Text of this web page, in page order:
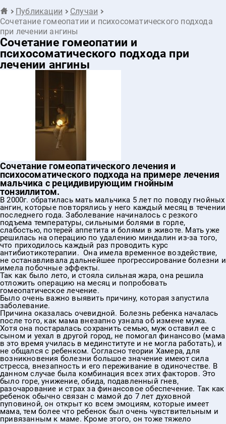
Публикации
Случаи
Сочетание гомеопатии и психосоматического подхода
при лечении ангины
Сочетание гомеопатии и
психосоматического подхода при
лечении ангины
Сочетание гомеопатического лечения и
психосоматического подхода на примере лечения
мальчика с рецидивирующим гнойным
тонзиллитом.
В 2000г. обратилась мать мальчика 5 лет по поводу гнойных
ангин, которые повторялись у него каждый месяц в течении
последнего года. Заболевание начиналось с резкого
подъема температуры, сильными болями в горле,
слабостью, потерей аппетита и болями в животе. Мать уже
решилась на операцию по удалению миндалин из-за того,
что приходилось каждый раз проводить курс
антибиотикотерапии. Она имела временное воздействие,
не останавливала дальнейшее прогрессирование болезни и
имела побочные эффекты.
Так как было лето, и стояла сильная жара, она решила
отложить операцию на месяц и попробовать
гомеопатическое лечение.
Было очень важно выявить причину, которая запустила
заболевание.
Причина оказалась очевидной. Болезнь ребенка началась
после того, как мама внезапно узнала об измене мужа.
Хотя она постаралась сохранить семью, муж оставил ее с
сыном и уехал в другой город, не помогал финансово (мама
в это время училась в мединституте и не могла работать), и
не общался с ребенком. Согласно теории Хамера, для
возникновения болезни большое значение имеют сила
стресса, внезапность и его переживание в одиночестве. В
данном случае была комбинация всех этих факторов. Это
было горе, унижение, обида, подавленный гнев,
разочарование и страх за финансовое обеспечение. Так как
ребенок обычно связан с мамой до 7 лет духовной
пуповиной, он открыт ко всем эмоциям, которые имеет
мама, тем более что ребенок был очень чувствительным и
привязанным к маме. Кроме этого, он тоже тяжело